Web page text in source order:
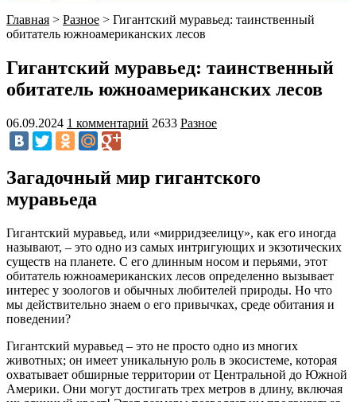
Главная > Разное > Гигантский муравьед: таинственный
обитатель южноамериканских лесов
Гигантский муравьед: таинственный
обитатель южноамериканских лесов
06.09.2024 1 комментарий 2633 Разное
Загадочный мир гигантского
муравьеда
Гигантский муравьед, или «мирридзеелицу», как его иногда
называют, – это одно из самых интригующих и экзотических
существ на планете. С его длинным носом и перьями, этот
обитатель южноамериканских лесов определенно вызывает
интерес у зоологов и обычных любителей природы. Но что
мы действительно знаем о его привычках, среде обитания и
поведении?
Гигантский муравьед – это не просто одно из многих
животных; он имеет уникальную роль в экосистеме, которая
охватывает обширные территории от Центральной до Южной
Америки. Они могут достигать трех метров в длину, включая